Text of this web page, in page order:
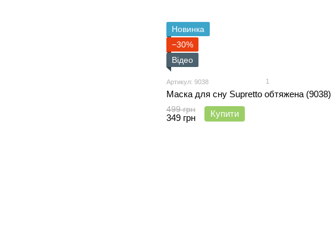
Новинка
−30%
Відео
Артикул: 9038 1
Маска для сну Supretto обтяжена (9038)
499 грн
349 грн Купити